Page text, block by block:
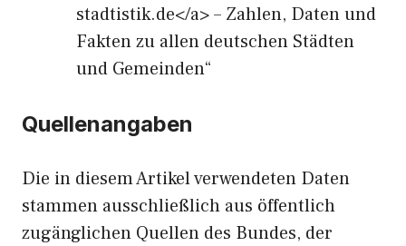
stadtistik.de</a> – Zahlen, Daten und
Fakten zu allen deutschen Städten
und Gemeinden“
Quellenangaben
Die in diesem Artikel verwendeten Daten
stammen ausschließlich aus öffentlich
zugänglichen Quellen des Bundes, der